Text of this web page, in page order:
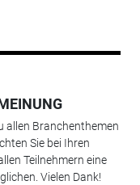
allen Branchenthemen
Sie bei Ihren
Teilnehmern eine
Vielen Dank!